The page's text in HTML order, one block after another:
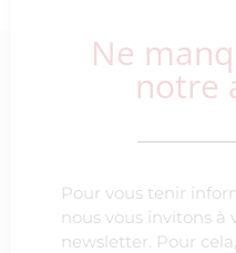
Ne
notre
Pour vous tenir
nous vous invitons à
newsletter. Pour